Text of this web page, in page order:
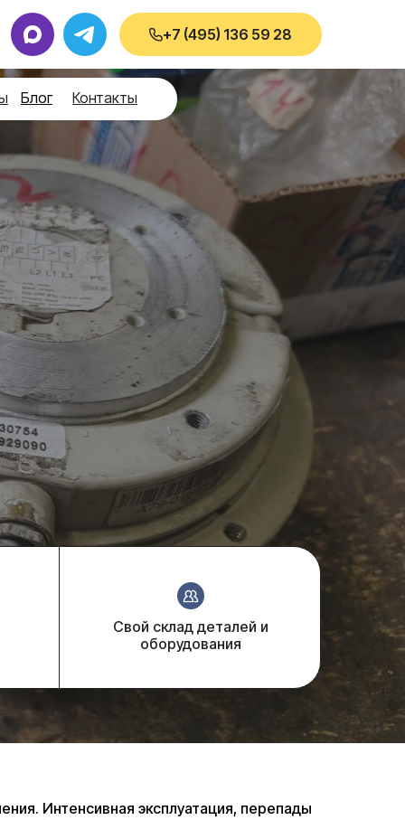
Контакты
+7 (495) 136 59 28
Блог
Свой склад деталей и
оборудования
Интенсивная эксплуатация, перепады